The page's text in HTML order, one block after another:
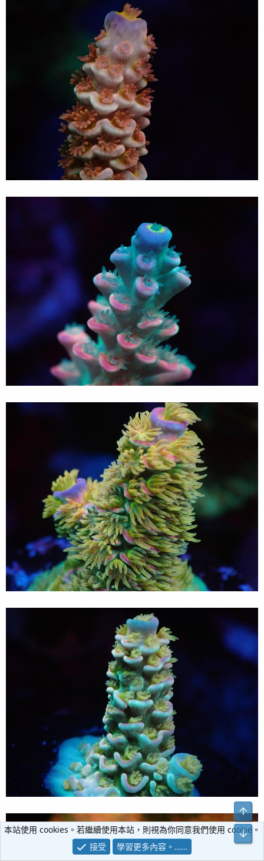
本站使用 cookies。若繼續使用本站，則視為你同意我們使用 cookie。
接受
學習更多內容。……